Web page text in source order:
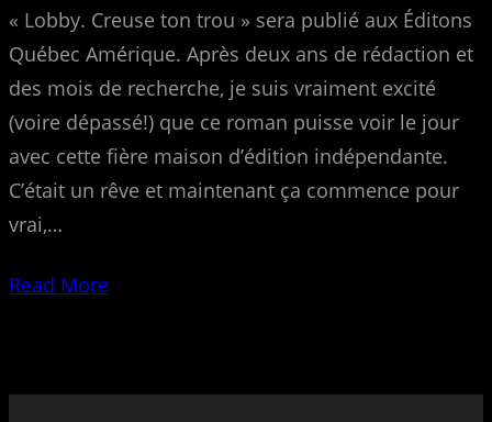
« Lobby. Creuse ton trou » sera publié aux Éditons
Québec Amérique. Après deux ans de rédaction et
des mois de recherche, je suis vraiment excité
(voire dépassé!) que ce roman puisse voir le jour
avec cette fière maison d’édition indépendante.
C’était un rêve et maintenant ça commence pour
vrai,…
Read More